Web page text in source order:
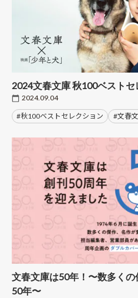
2024文春文庫 秋100ベスト
2024.09.04
#秋100ベストセレクション #文春
文春文庫は50年！〜数多く
50年〜